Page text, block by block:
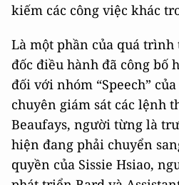
kiếm các công việc khác
Là một phần của quá trình
đốc điều hành đã công bố
đối với nhóm “Speech”
chuyên giám sát các lệnh
Beaufays, người từng là
hiện đang phải chuyển
quyền của Sissie Hsiao,